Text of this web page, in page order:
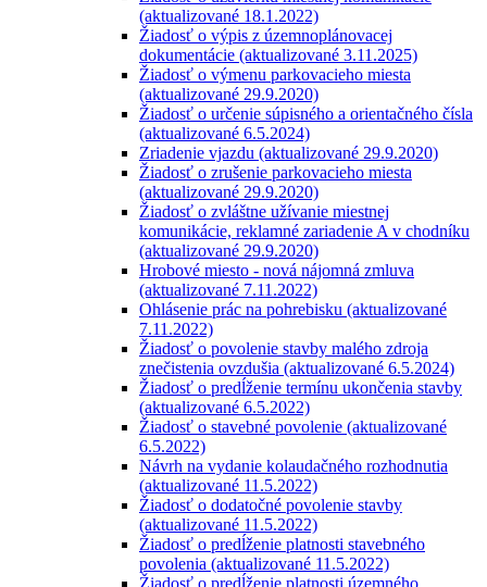
(aktualizované 18.1.2022)
Žiadosť o výpis z územnoplánovacej
dokumentácie (aktualizované 3.11.2025)
Žiadosť o výmenu parkovacieho miesta
(aktualizované 29.9.2020)
Žiadosť o určenie súpisného a orientačného čísla
(aktualizované 6.5.2024)
Zriadenie vjazdu (aktualizované 29.9.2020)
Žiadosť o zrušenie parkovacieho miesta
(aktualizované 29.9.2020)
Žiadosť o zvláštne užívanie miestnej
komunikácie, reklamné zariadenie A v chodníku
(aktualizované 29.9.2020)
Hrobové miesto - nová nájomná zmluva
(aktualizované 7.11.2022)
Ohlásenie prác na pohrebisku (aktualizované
7.11.2022)
Žiadosť o povolenie stavby malého zdroja
znečistenia ovzdušia (aktualizované 6.5.2024)
Žiadosť o predĺženie termínu ukončenia stavby
(aktualizované 6.5.2022)
Žiadosť o stavebné povolenie (aktualizované
6.5.2022)
Návrh na vydanie kolaudačného rozhodnutia
(aktualizované 11.5.2022)
Žiadosť o dodatočné povolenie stavby
(aktualizované 11.5.2022)
Žiadosť o predĺženie platnosti stavebného
povolenia (aktualizované 11.5.2022)
Žiadosť o predĺženie platnosti územného